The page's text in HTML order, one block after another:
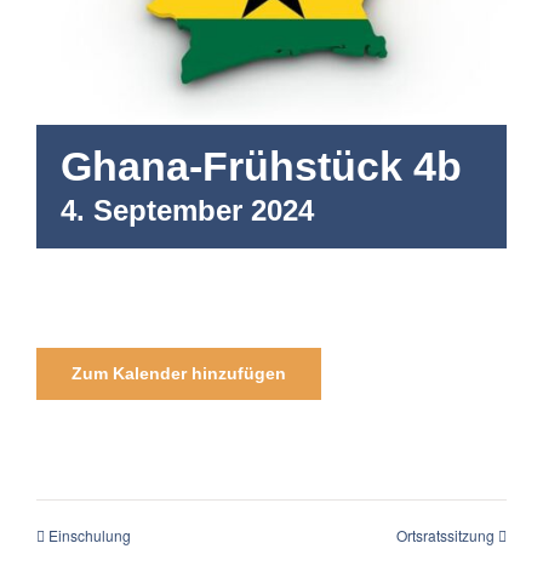
Ghana-Frühstück 4b
4. September 2024
Zum Kalender hinzufügen
Einschulung Ortsratssitzung